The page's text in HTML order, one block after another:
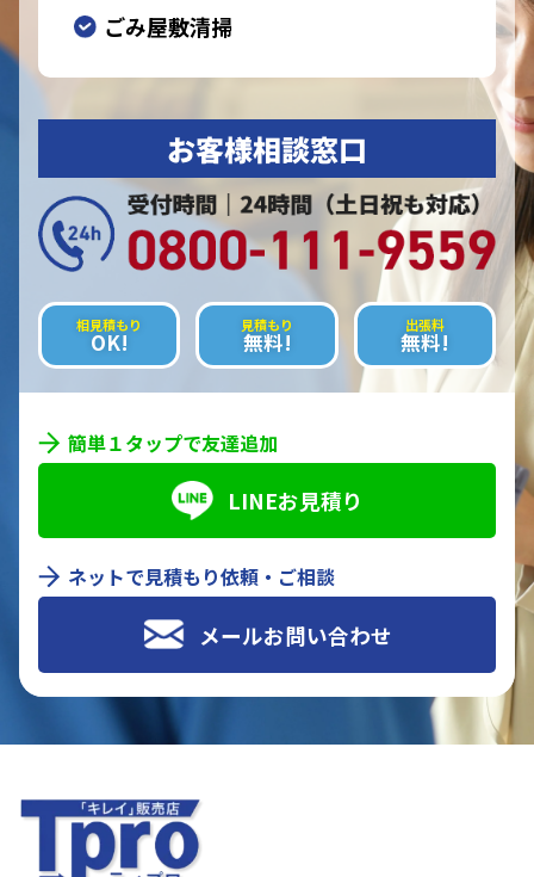
ごみ屋敷清掃
お客様相談窓口
相見積もり
OK!
見積もり
無料!
出張料
無料!
簡単１タップで友達追加
LINEお見積り
ネットで見積もり依頼・ご相談
メールお問い合わせ